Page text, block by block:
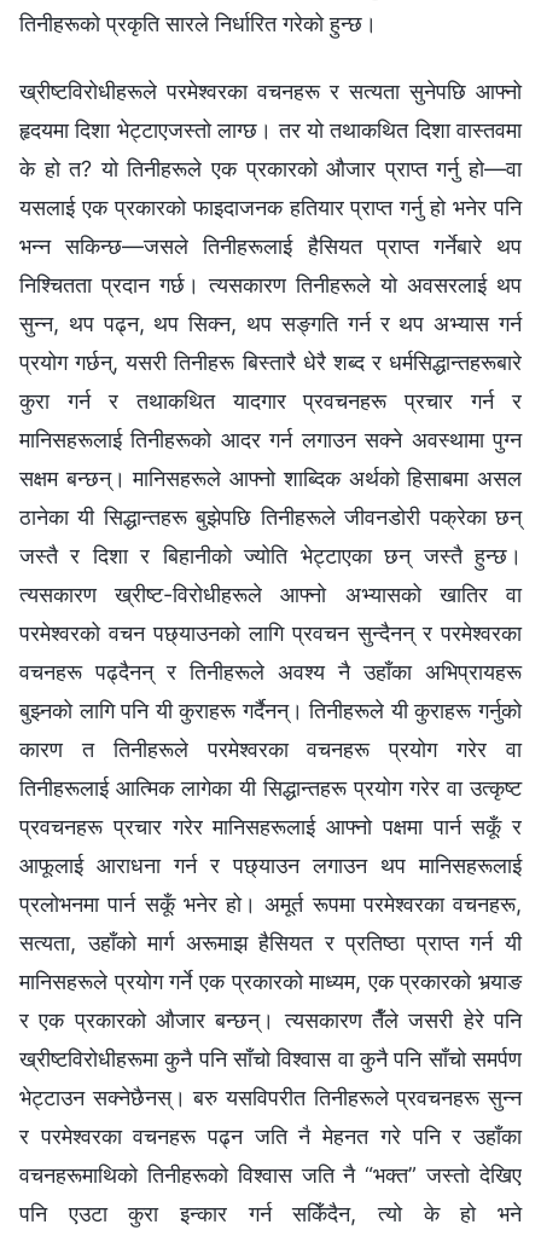
तिनीहरूको प्रकृति सारले निर्धारित गरेको हुन्छ।
ख्रीष्टविरोधीहरूले परमेश्‍वरका वचनहरू र सत्यता सुनेपछि आफ्नो
हृदयमा दिशा भेट्टाएजस्तो लाग्छ। तर यो तथाकथित दिशा वास्तवमा
के हो त? यो तिनीहरूले एक प्रकारको औजार प्राप्त गर्नु हो—वा
यसलाई एक प्रकारको फाइदाजनक हतियार प्राप्त गर्नु हो भनेर पनि
भन्‍न सकिन्छ—जसले तिनीहरूलाई हैसियत प्राप्त गर्नेबारे थप
निश्‍चितता प्रदान गर्छ। त्यसकारण तिनीहरूले यो अवसरलाई थप
सुन्न, थप पढ्न, थप सिक्न, थप सङ्गति गर्न र थप अभ्यास गर्न
प्रयोग गर्छन्, यसरी तिनीहरू बिस्तारै धेरै शब्द र धर्मसिद्धान्तहरूबारे
कुरा गर्न र तथाकथित यादगार प्रवचनहरू प्रचार गर्न र
मानिसहरूलाई तिनीहरूको आदर गर्न लगाउन सक्‍ने अवस्थामा पुग्‍न
सक्षम बन्छन्। मानिसहरूले आफ्नो शाब्दिक अर्थको हिसाबमा असल
ठानेका यी सिद्धान्तहरू बुझेपछि तिनीहरूले जीवनडोरी पक्रेका छन्
जस्तै र दिशा र बिहानीको ज्योति भेट्टाएका छन् जस्तै हुन्छ।
त्यसकारण ख्रीष्ट-विरोधीहरूले आफ्नो अभ्यासको खातिर वा
परमेश्‍वरको वचन पछ्याउनको लागि प्रवचन सुन्दैनन् र परमेश्‍वरका
वचनहरू पढ्दैनन् र तिनीहरूले अवश्य नै उहाँका अभिप्रायहरू
बुझ्नको लागि पनि यी कुराहरू गर्दैनन्। तिनीहरूले यी कुराहरू गर्नुको
कारण त तिनीहरूले परमेश्‍वरका वचनहरू प्रयोग गरेर वा
तिनीहरूलाई आत्मिक लागेका यी सिद्धान्तहरू प्रयोग गरेर वा उत्कृष्ट
प्रवचनहरू प्रचार गरेर मानिसहरूलाई आफ्नो पक्षमा पार्न सकूँ र
आफूलाई आराधना गर्न र पछ्याउन लगाउन थप मानिसहरूलाई
प्रलोभनमा पार्न सकूँ भनेर हो। अमूर्त रूपमा परमेश्‍वरका वचनहरू,
सत्यता, उहाँको मार्ग अरूमाझ हैसियत र प्रतिष्ठा प्राप्त गर्न यी
मानिसहरूले प्रयोग गर्ने एक प्रकारको माध्यम, एक प्रकारको भर्‍याङ
र एक प्रकारको औजार बन्छन्। त्यसकारण तैँले जसरी हेरे पनि
ख्रीष्टविरोधीहरूमा कुनै पनि साँचो विश्‍वास वा कुनै पनि साँचो समर्पण
भेट्टाउन सक्‍नेछैनस्। बरु यसविपरीत तिनीहरूले प्रवचनहरू सुन्न
र परमेश्‍वरका वचनहरू पढ्न जति नै मेहनत गरे पनि र उहाँका
वचनहरूमाथिको तिनीहरूको विश्‍वास जति नै “भक्त” जस्तो देखिए
पनि एउटा कुरा इन्कार गर्न सकिँदैन, त्यो के हो भने